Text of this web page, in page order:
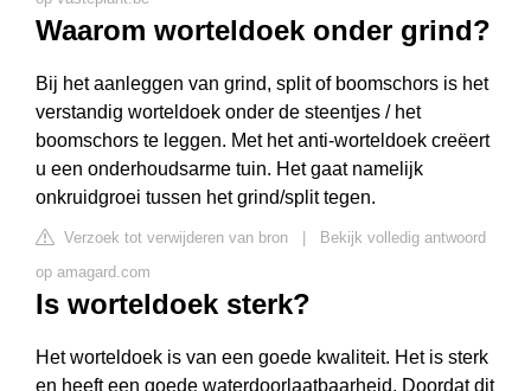
Waarom worteldoek onder grind?
Bij het aanleggen van grind, split of boomschors is het
verstandig worteldoek onder de steentjes / het
boomschors te leggen. Met het anti-worteldoek creëert
u een onderhoudsarme tuin. Het gaat namelijk
onkruidgroei tussen het grind/split tegen.
Verzoek tot verwijderen van bron
Bekijk volledig antwoord
op amagard.com
Is worteldoek sterk?
Het worteldoek is van een goede kwaliteit. Het is sterk
en heeft een goede waterdoorlaatbaarheid. Doordat dit